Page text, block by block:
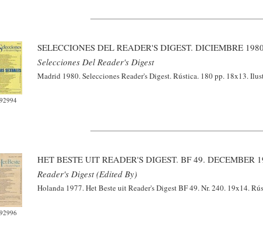
SELECCIONES DEL READER'S DIGEST. DICIEMBRE 1980
Selecciones Del Reader's Digest
Madrid 1980. Selecciones Reader's Digest. Rústica. 180 pp. 18x13.
HET BESTE UIT READER'S DIGEST. BF 49. DECEMBER
Reader's Digest (Edited By)
Holanda 1977. Het Beste uit Reader's Digest BF 49. Nr. 240. 19x14.